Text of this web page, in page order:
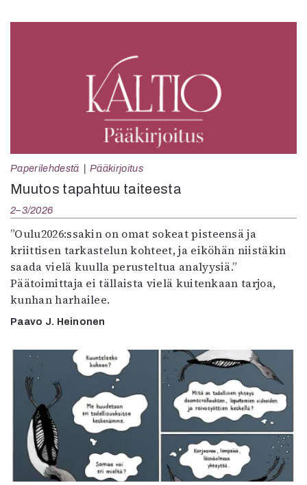
Paperilehdestä Pääkirjoitus
Muutos tapahtuu taiteesta
2–3/2026
”Oulu2026:ssakin on omat sokeat pisteensä ja
kriittisen tarkastelun kohteet, ja eiköhän niistäkin
saada vielä kuulla perusteltua analyysiä.”
Päätoimittaja ei tällaista vielä kuitenkaan tarjoa,
kunhan harhailee.
Paavo J. Heinonen